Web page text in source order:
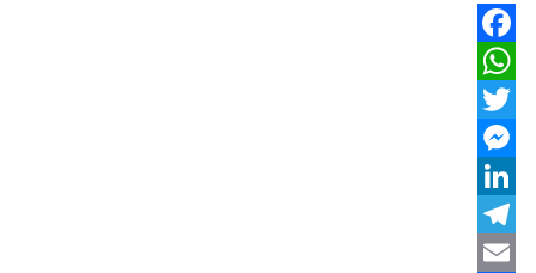
Facebook
WhatsApp
Twitter
Messenger
LinkedIn
Telegram